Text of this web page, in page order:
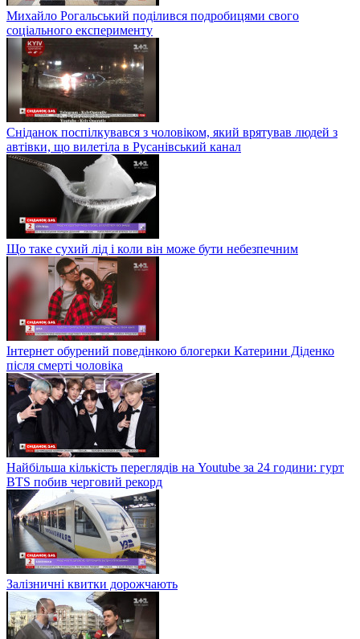
Михайло Рогальський поділився подробицями свого
соціального експерименту
Сніданок поспілкувався з чоловіком, який врятував людей з
автівки, що вилетіла в Русанівський канал
Що таке сухий лід і коли він може бути небезпечним
Інтернет обурений поведінкою блогерки Катерини Діденко
після смерті чоловіка
Найбільша кількість переглядів на Youtube за 24 години: гурт
BTS побив черговий рекорд
Залізничні квитки дорожчають